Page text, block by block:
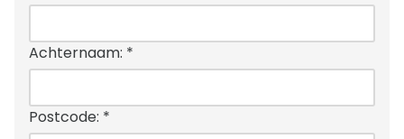
Achternaam: *
Postcode: *